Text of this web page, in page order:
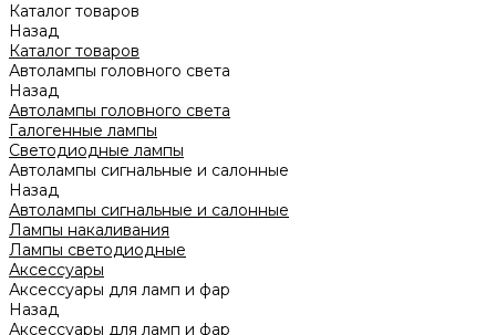
Каталог товаров
Назад
Каталог товаров
Автолампы головного света
Назад
Автолампы головного света
Галогенные лампы
Светодиодные лампы
Автолампы сигнальные и салонные
Назад
Автолампы сигнальные и салонные
Лампы накаливания
Лампы светодиодные
Аксессуары
Аксессуары для ламп и фар
Назад
Аксессуары для ламп и фар